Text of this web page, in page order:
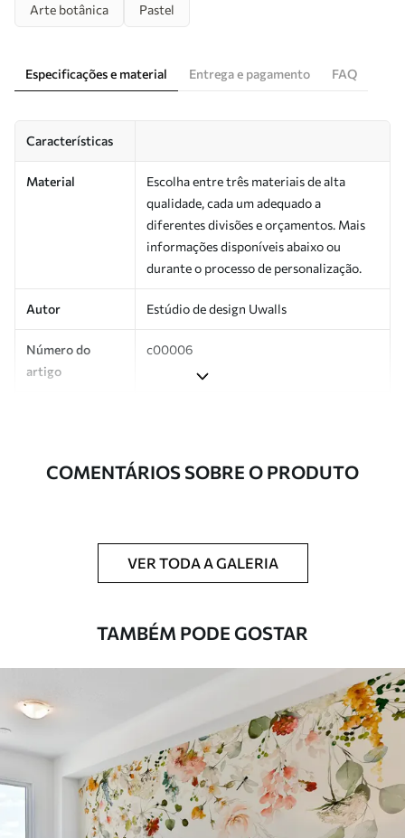
Arte botânica Pastel
Especificações e material Entrega e pagamento FAQ
Características
Material
Escolha entre três materiais de alta
qualidade, cada um adequado a
diferentes divisões e orçamentos. Mais
informações disponíveis abaixo ou
durante o processo de personalização.
Autor Estúdio de design Uwalls
Número do
artigo
c00006
Adicionalmente
Disponível com revestimento de verniz
esponja macia. Murais de parede com
revestimento de verniz podem ser limpos
Aplicação perfeita
Materiais disponíveis
Standard
27.00€/m²
COMENTÁRIOS SOBRE O PRODUTO
VER TODA A GALERIA
TAMBÉM PODE GOSTAR